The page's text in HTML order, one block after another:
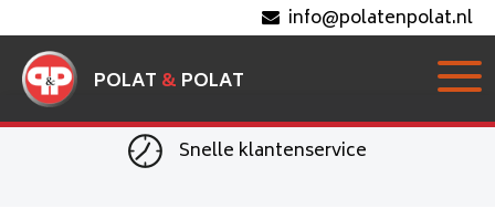
info@polatenpolat.nl
POLAT & POLAT
Snelle klantenservice